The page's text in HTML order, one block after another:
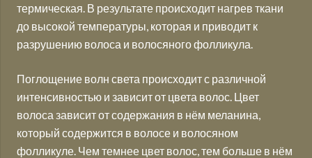
термическая. В результате происходит нагрев ткани
до высокой температуры, которая и приводит к
разрушению волоса и волосяного фолликула.
Поглощение волн света происходит с различной
интенсивностью и зависит от цвета волос. Цвет
волоса зависит от содержания в нём меланина,
который содержится в волосе и волосяном
фолликуле. Чем темнее цвет волос, тем больше в нём